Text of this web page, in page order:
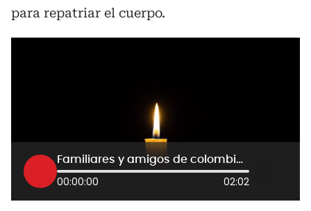
para repatriar el cuerpo.
Familiares y amigos de colombiano asesinado en España piden ayuda para repatriar el cuerpo
00:00:00 02:02